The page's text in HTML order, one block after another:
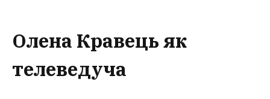
Олена Кравець як
телеведуча